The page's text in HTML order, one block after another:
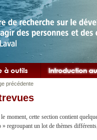
précédente
moment, cette section contient
» regroupant un lot de thèmes